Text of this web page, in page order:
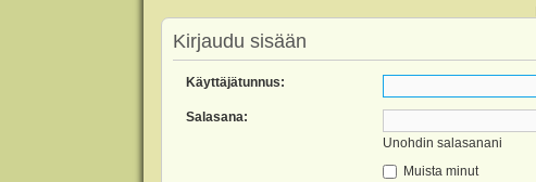
Kirjaudu sisään
Käyttäjätunnus:
Salasana:
Unohdin salasanani
Muista minut